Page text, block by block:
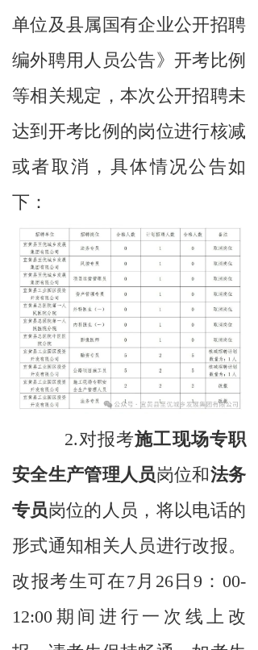
单位及县属国有企业公开招聘
编外聘用人员公告》开考比例
等相关规定，本次公开招聘未
达到开考比例的岗位进行核减
或者取消，具体情况公告如
下：
2.对报考施工现场专职
安全生产管理人员岗位和法务
专员岗位的人员，将以电话的
形式通知相关人员进行改报。
改报考生可在7月26日9：00-
12:00期间进行一次线上改